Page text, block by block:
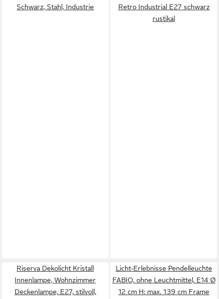
Schwarz, Stahl, Industrie
Retro Industrial E27 schwarz
rustikal
Riserva Dekolicht Kristall
Innenlampe, Wohnzimmer
Deckenlampe, E27, stilvoll,
Licht-Erlebnisse Pendelleuchte
FABIO, ohne Leuchtmittel, E14 Ø
12 cm H: max. 139 cm Frame